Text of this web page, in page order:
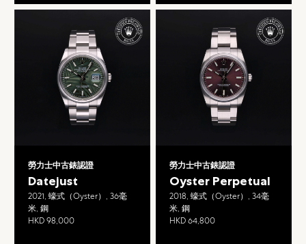
勞力士中古錶認證
Datejust
2021, 蠔式（Oyster）, 36毫
米, 鋼
HKD 98,000
勞力士中古錶認證
Oyster Perpetual
2018, 蠔式（Oyster）, 34毫
米, 鋼
HKD 64,800